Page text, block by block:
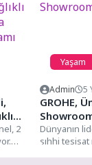
2
Yaşam
Admin 5
GROHE,
Dünyanın
sıhhi tesisat